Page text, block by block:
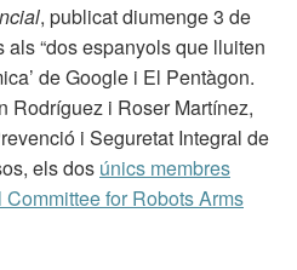
, publicat diumenge 3 de
als “dos espanyols que lluiten
de Google i El Pentàgon.
Rodríguez i Roser Martínez,
i Seguretat Integral de
els dos únics membres
for Robots Arms